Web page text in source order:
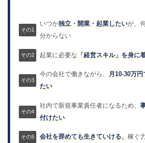
いつか独立・開業・起業したいが、
分からない
起業に必要な 「経営スキル」を身に
今の会社で働きながら、
月10-30万
たい
社内で新規事業責任者になるため、
付けたい
会社を辞めても生きていける、稼ぐ